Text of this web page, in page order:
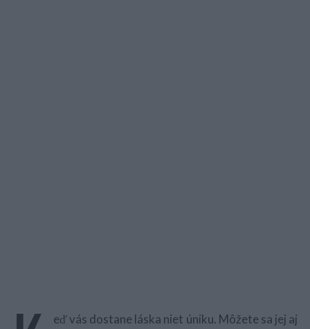
eď vás dostane láska niet úniku. Môžete sa jej aj